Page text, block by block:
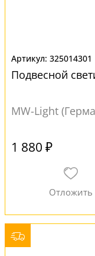
325014301
Подвесной
MW-Light
1 880 ₽